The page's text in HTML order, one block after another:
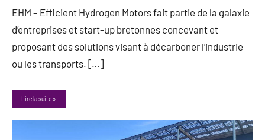
2024
EHM – Efficient Hydrogen Motors fait partie de la galaxie
d’entreprises et start-up bretonnes concevant et
proposant des solutions visant à décarboner l’industrie
ou les transports. […]
Lire la suite